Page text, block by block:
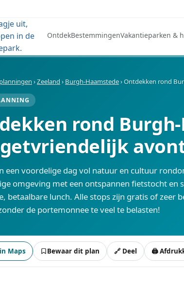
OntdekBestemmingenVakantieparken &
›Zeeland › Burgh-Haamstede›Ontdekken rond
rond
een voordelige dag vol natuur en cultuur
omgeving met een ontspannen fietstocht en
betaalbare lunch. Alle stops zijn gratis of zeer
de portemonnee te veel te belasten!
Maps Bewaar dit plan 🔗 Deel 🖨